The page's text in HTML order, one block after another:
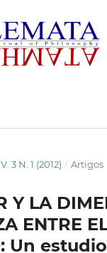
V. 3 N. 1 (2012) / Artigos
Y LA
ENTRE
Un